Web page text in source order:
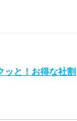
ッと！お得な社割